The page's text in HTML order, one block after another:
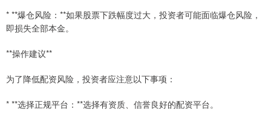
* **爆仓风险：**如果股票下跌幅度过大，投资者可能面临爆仓风险，
即损失全部本金。
**操作建议**
为了降低配资风险，投资者应注意以下事项：
* **选择正规平台：**选择有资质、信誉良好的配资平台。